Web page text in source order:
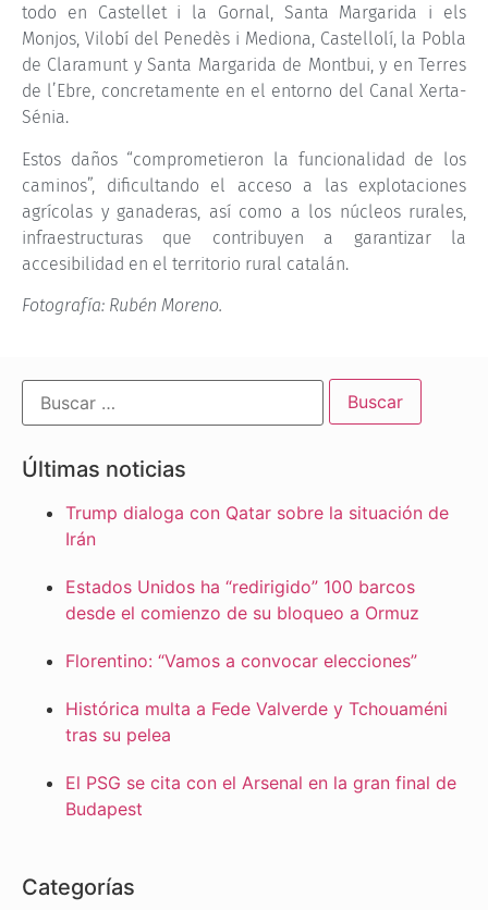
todo en Castellet i la Gornal, Santa Margarida i els
Monjos, Vilobí del Penedès i Mediona, Castellolí, la Pobla
de Claramunt y Santa Margarida de Montbui, y en Terres
de l’Ebre, concretamente en el entorno del Canal Xerta-
Sénia.
Estos daños “comprometieron la funcionalidad de los
caminos”, dificultando el acceso a las explotaciones
agrícolas y ganaderas, así como a los núcleos rurales,
infraestructuras que contribuyen a garantizar la
accesibilidad en el territorio rural catalán.
Fotografía: Rubén Moreno.
Últimas noticias
Trump dialoga con Qatar sobre la situación de
Irán
Estados Unidos ha “redirigido” 100 barcos
desde el comienzo de su bloqueo a Ormuz
Florentino: “Vamos a convocar elecciones”
Histórica multa a Fede Valverde y Tchouaméni
tras su pelea
El PSG se cita con el Arsenal en la gran final de
Budapest
Categorías